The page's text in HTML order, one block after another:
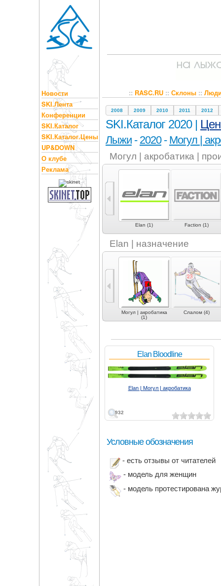
Новости
SKI.Лента
Конференции
SKI.Каталог
SKI.Каталог.Цены
UP&DOWN
О клубе
Реклама
:: RASC.RU:: Склоны::
2008 2009 2010 2011 2012
SKI.Каталог 2020 |
Лыжи - 2020- Могул |
Могул | акробатика |
Bomber (1) Elan (1) Faction (1)
Elan | назначение
Фристайл (4)
Могул | акробатика
(1)
Слалом (4)
932
Elan Bloodline
Elan | Могул | акробатика
Условные обозначения
- есть отзывы от читателей
- модель для женщин
- модель протестирована